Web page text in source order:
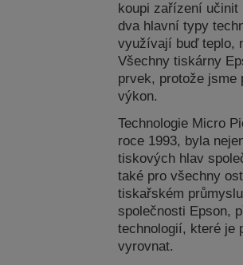
koupi zařízení učinit
dva hlavní typy
využívají buď teplo,
Všechny tiskárny
prvek, protože jsme
výkon.
Technologie Micro
roce 1993, byla
tiskových hlav
také pro všechny
tiskařském
společnosti Epson,
technologií, které je
vyrovnat.